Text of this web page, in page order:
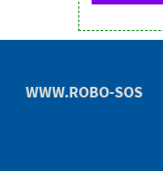
WWW.ROBO-SOS